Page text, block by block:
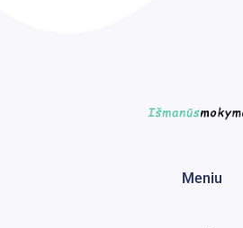
Meniu